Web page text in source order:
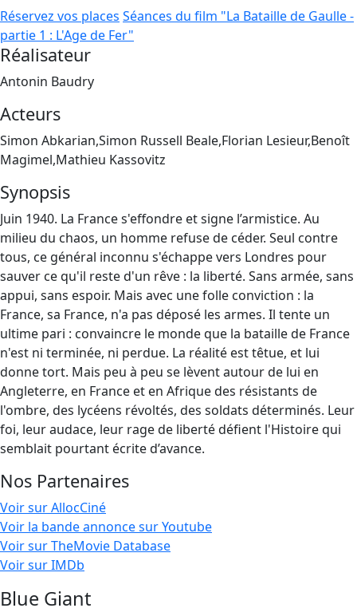
Réservez vos places Séances du film "La Bataille de Gaulle -
partie 1 : L'Age de Fer"
Réalisateur
Antonin Baudry
Acteurs
Simon Abkarian,Simon Russell Beale,Florian Lesieur,Benoît
Magimel,Mathieu Kassovitz
Synopsis
Juin 1940. La France s'effondre et signe l’armistice. Au
milieu du chaos, un homme refuse de céder. Seul contre
tous, ce général inconnu s'échappe vers Londres pour
sauver ce qu'il reste d'un rêve : la liberté. Sans armée, sans
appui, sans espoir. Mais avec une folle conviction : la
France, sa France, n'a pas déposé les armes. Il tente un
ultime pari : convaincre le monde que la bataille de France
n'est ni terminée, ni perdue. La réalité est têtue, et lui
donne tort. Mais peu à peu se lèvent autour de lui en
Angleterre, en France et en Afrique des résistants de
l'ombre, des lycéens révoltés, des soldats déterminés. Leur
foi, leur audace, leur rage de liberté défient l'Histoire qui
semblait pourtant écrite d’avance.
Nos Partenaires
Voir sur AllocCiné
Voir la bande annonce sur Youtube
Voir sur TheMovie Database
Voir sur IMDb
Blue Giant